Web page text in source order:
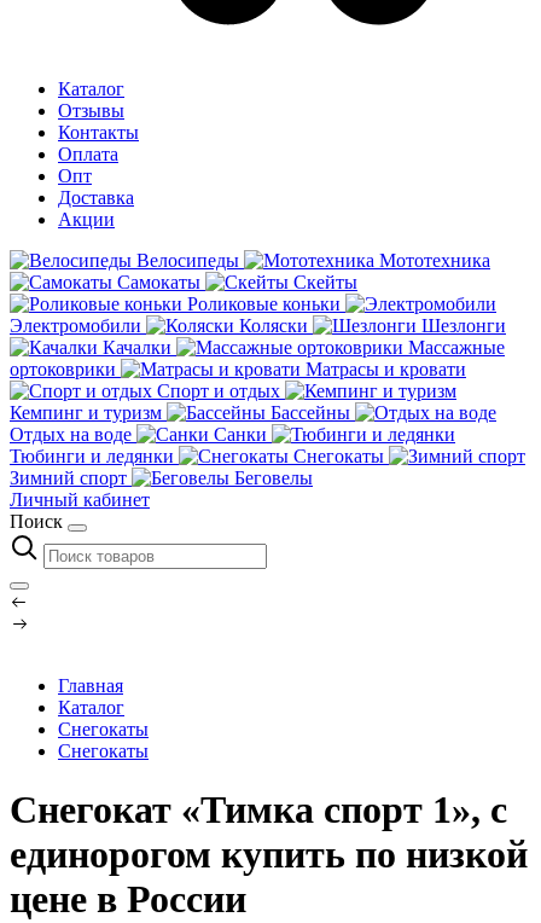
Каталог
Отзывы
Контакты
Оплата
Опт
Доставка
Акции
Велосипеды
Мототехника
Самокаты
Скейты
Роликовые коньки
Электромобили
Коляски
Шезлонги
Качалки
Массажные
ортоковрики
Матрасы и кровати
Спорт и отдых
Кемпинг и туризм
Бассейны
Отдых на воде
Санки
Тюбинги и ледянки
Снегокаты
Зимний спорт
Беговелы
Личный кабинет
Поиск
Главная
Каталог
Снегокаты
Снегокаты
Снегокат «Тимка спорт 1», с
единорогом купить по низкой
цене в России